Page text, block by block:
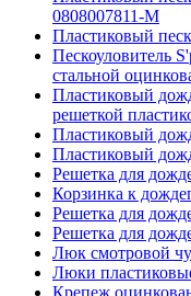
0808007811-М
Пластиковый
Пескоуловитель
стальной
Пластиковый
решеткой
Пластиковый
Пластиковый
Решетка для
Корзинка к
Решетка для
Решетка для
Люк смотровой
Люки